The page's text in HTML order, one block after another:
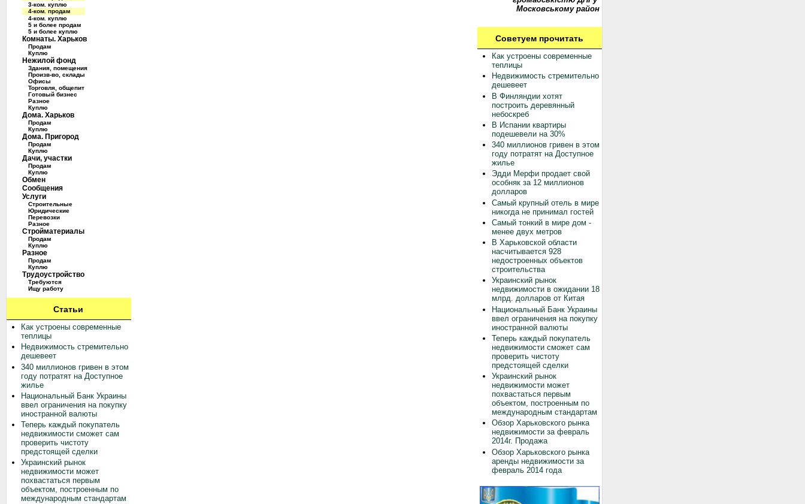
3-ком. куплю
4-ком. продам
4-ком. куплю
5 и более продам
5 и более куплю
Комнаты. Харьков
Продам
Куплю
Нежилой фонд
Здания, помещения
Произв-во, склады
Офисы
Торговля, общепит
Готовый бизнес
Разное
Куплю
Дома. Харьков
Продам
Куплю
Дома. Пригород
Продам
Куплю
Дачи, участки
Продам
Куплю
Обмен
Сообщения
Услуги
Строительные
Юридические
Перевозки
Разное
Стройматериалы
Продам
Куплю
Разное
Продам
Куплю
Трудоустройство
Требуются
Ищу работу
Статьи
Как устроены современные
теплицы
Недвижимость стремительно
дешевеет
340 миллионов гривен в этом
году потратят на Доступное
жилье
Национальный Банк Украины
ввел ограничения на покупку
иностранной валюты
Теперь каждый покупатель
недвижимости сможет сам
проверить чистоту
предстоящей сделки
Украинский рынок
недвижимости может
похвастаться первым
объектом, построенным по
международным стандартам
Московському район
Советуем прочитать
Как устроены современные
теплицы
Недвижимость стремительно
дешевеет
В Финляндии хотят
построить деревянный
небоскреб
В Испании квартиры
подешевели на 30%
340 миллионов гривен в этом
году потратят на Доступное
жилье
Эдди Мерфи продает свой
особняк за 12 миллионов
долларов
Самый крупный отель в мире
никогда не принимал гостей
Самый тонкий в мире дом -
менее двух метров
В Харьковской области
насчитывается 928
недостроенных объектов
строительства
Украинский рынок
недвижимости в ожидании 18
млрд. долларов от Китая
Национальный Банк Украины
ввел ограничения на покупку
иностранной валюты
Теперь каждый покупатель
недвижимости сможет сам
проверить чистоту
предстоящей сделки
Украинский рынок
недвижимости может
похвастаться первым
объектом, построенным по
международным стандартам
Обзор Харьковского рынка
недвижимости за февраль
2014г. Продажа
Обзор Харьковского рынка
аренды недвижимости за
февраль 2014 года